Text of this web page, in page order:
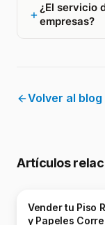
¿El servicio
empresas?
Volver al blog
Artículos
Vender tu Piso
y Papeles